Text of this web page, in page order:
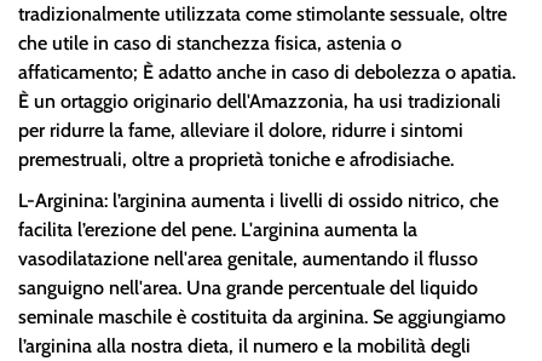
tradizionalmente utilizzata come stimolante sessuale, oltre
che utile in caso di stanchezza fisica, astenia o
affaticamento; È adatto anche in caso di debolezza o apatia.
È un ortaggio originario dell'Amazzonia, ha usi tradizionali
per ridurre la fame, alleviare il dolore, ridurre i sintomi
premestruali, oltre a proprietà toniche e afrodisiache.
L-Arginina: l’arginina aumenta i livelli di ossido nitrico, che
facilita l’erezione del pene. L'arginina aumenta la
vasodilatazione nell'area genitale, aumentando il flusso
sanguigno nell'area. Una grande percentuale del liquido
seminale maschile è costituita da arginina. Se aggiungiamo
l’arginina alla nostra dieta, il numero e la mobilità degli